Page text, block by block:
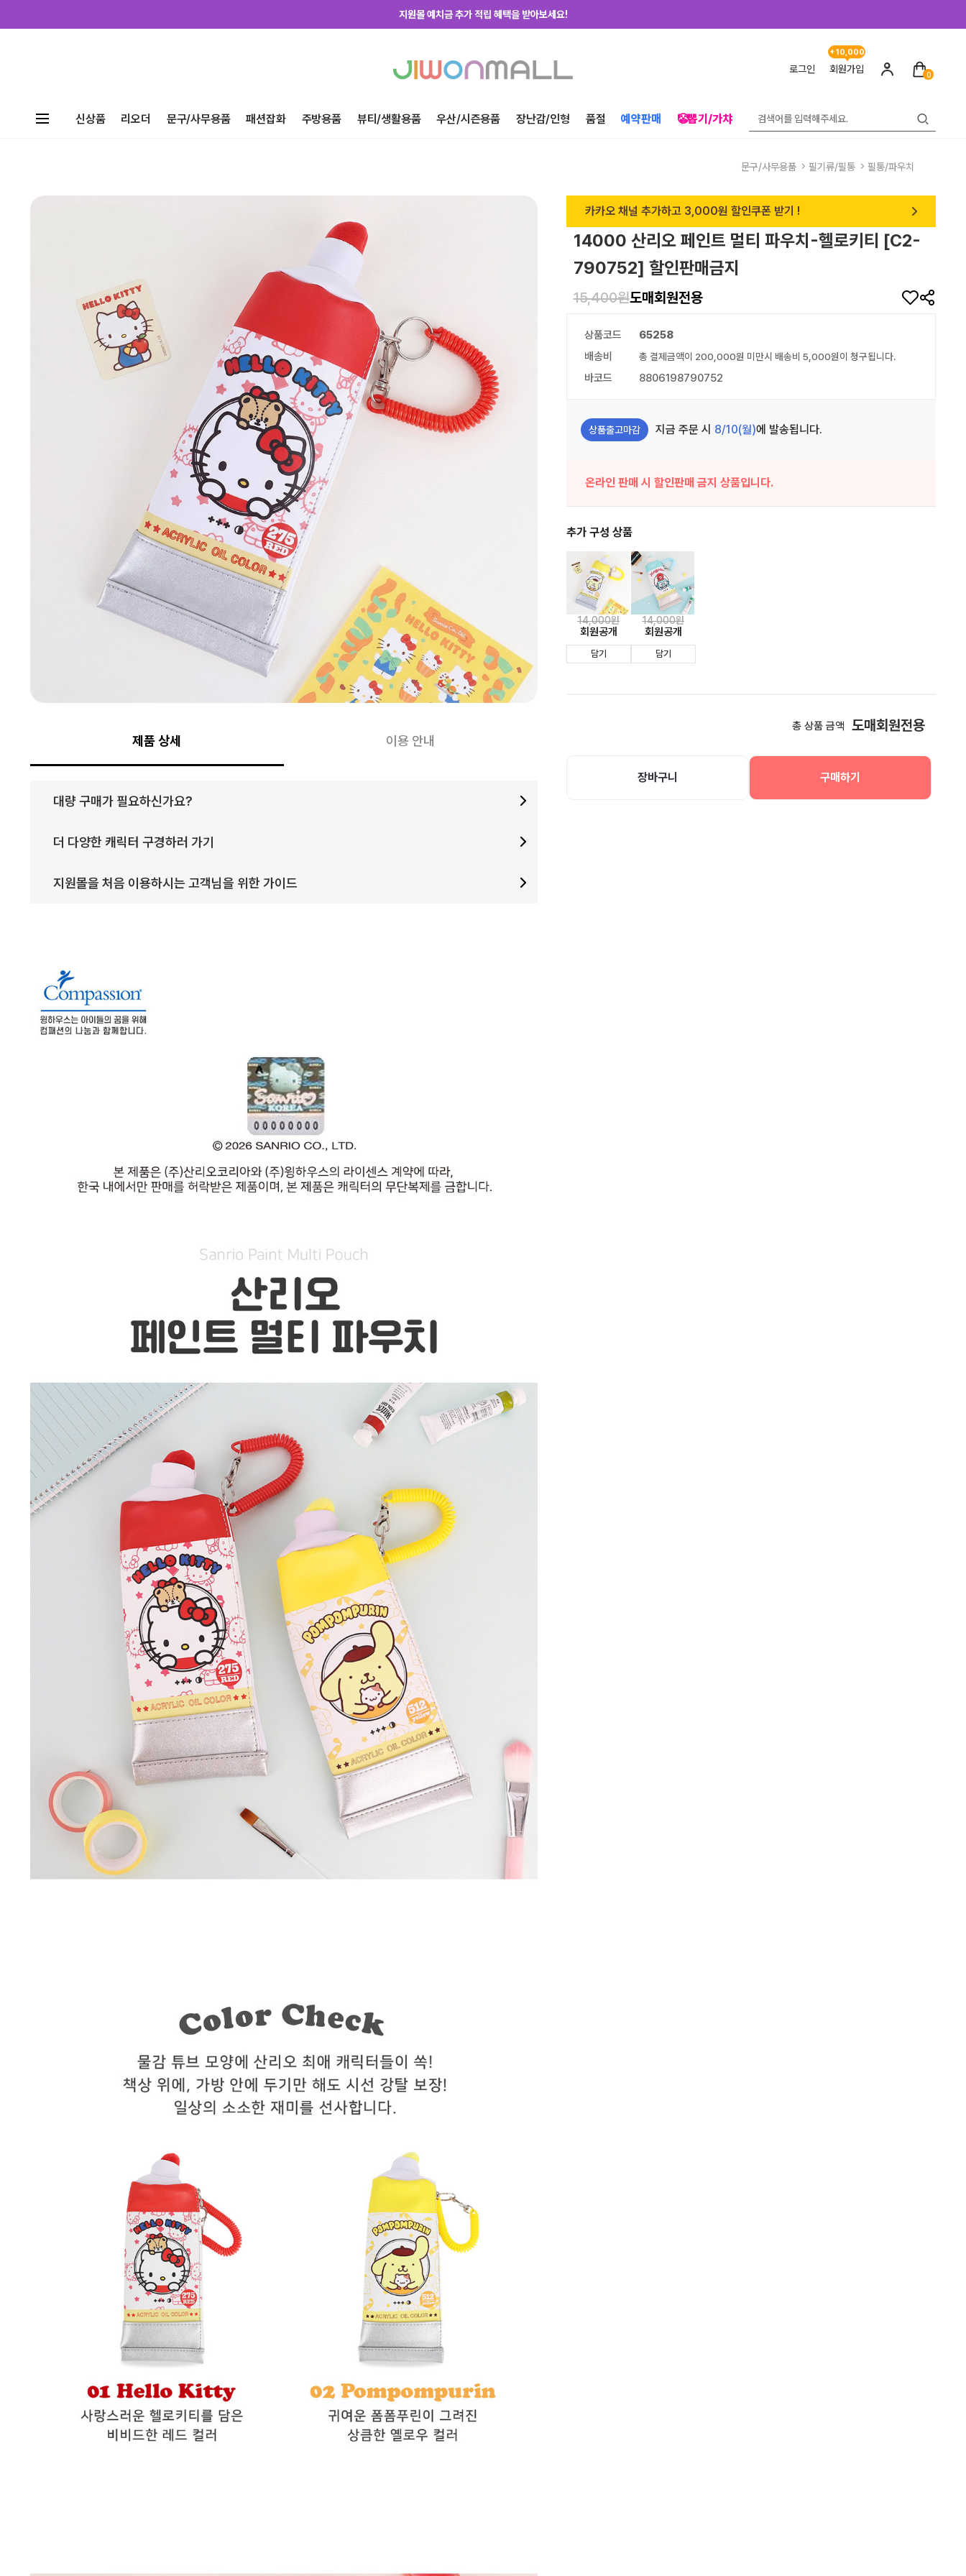
지원몰 위탁배송을 신청하세요!
지금 가입하고 첫구매 혜택 받아가세요! 로그인 회원가입
+10,000
0
신상품 리오더 문구/사무용품 패션잡화 주방용품 뷰티/생활용품 우산/시즌용품 장난감/인형 품절 예약판매 🤡뽑기/가챠
문구/사무용품 필기류/필통 필통/파우치
제품 상세 이용 안내
대량 구매가 필요하신가요?
더 다양한 캐릭터 구경하러 가기
지원몰을 처음 이용하시는 고객님을 위한 가이드
카카오 채널 추가하고 3,000원 할인쿠폰 받기 !
14000 산리오 페인트 멀티 파우치-헬로키티 [C2-
790752] 할인판매금지
15,400원도매회원전용
상품코드
65258
배송비
총 결제금액이 200,000원 미만시 배송비 5,000원이 청구됩니다.
바코드 8806198790752
상품출고마감 지금 주문 시 8/10(월)에 발송됩니다.
온라인 판매 시 할인판매 금지 상품입니다.
추가 구성 상품
14,000원
회원공개
담기
14,000원
회원공개
담기
총 상품 금액 도매회원전용
장바구니 구매하기